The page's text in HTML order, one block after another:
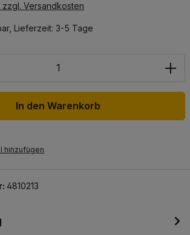
zzgl. Versandkosten
Lieferzeit: 3-5 Tage
In den Warenkorb
hinzufügen
4810213